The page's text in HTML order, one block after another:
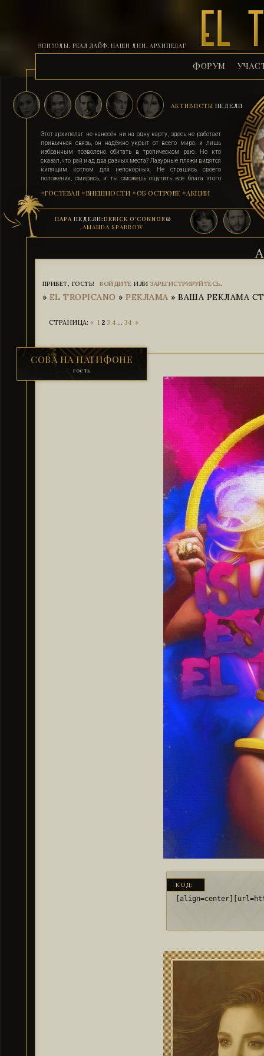
ЭПИЗОДЫ, РЕАЛ ЛАЙФ, НАШИ ДНИ, АРХИПЕЛАГ
ПАРА НЕДЕЛИ:DERICK O’CONNOR&
AMANDA SPARROW
#ГОСТЕВАЯ #ВНЕШНОСТИ #ОБ ОСТРОВЕ #АКЦИИ
Этот архипелаг не нанесён ни на одну карту, здесь не работает
привычная связь, он надёжно укрыт от всего мира, и лишь
избранным позволено обитать в тропическом раю. Но кто
сказал, что рай и ад два разных места? Лазурные пляжи видятся
кипящим котлом для непокорных. Не страшись своего
положения, смирись, и ты сможешь ощутить все блага этого
адептом. Выбери для себя стезю, ступай по ней, гордо неся статус
рабыни, иначе тебя силой поставят на колени. Помни, ад на
АКТИВИСТЫ НЕДЕЛИ
ФОРУМ
ПРИВЕТ, ГОСТЬ! ВОЙДИТЕ ИЛИЗАРЕГИСТРИРУЙТЕСЬ.
» EL TROPICANO »РЕКЛАМА »ВАША РЕКЛАМА
СТРАНИЦА: « 1 2 3 4 … 34 »
СОВА НА ПАТИФОНЕ
гость
КОД: